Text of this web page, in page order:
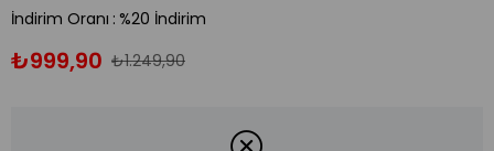
İndirim Oranı : %20 İndirim
₺1.249,90
₺999,90